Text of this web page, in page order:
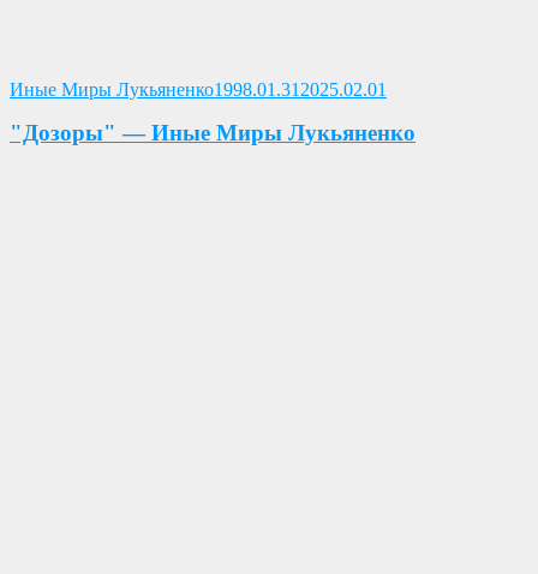
Иные Миры ЛукьяненкоОпубликовано
1998.01.31 2025.02.01
"Дозоры" — Иные Миры Лукьяненко